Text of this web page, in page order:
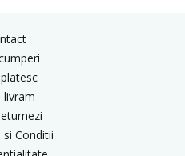
livram
si Conditii